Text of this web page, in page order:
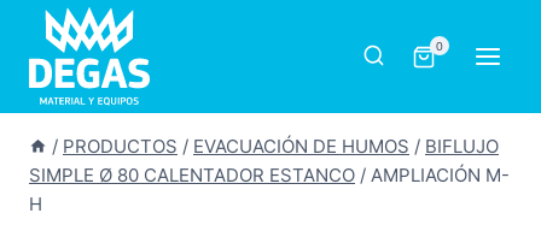
Saltar
contenido
0
/ PRODUCTOS / EVACUACIÓN DE HUMOS / BIFLUJO
SIMPLE Ø 80 CALENTADOR ESTANCO / AMPLIACIÓN M-
H